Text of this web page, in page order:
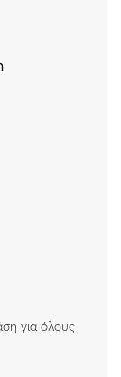
για όλους